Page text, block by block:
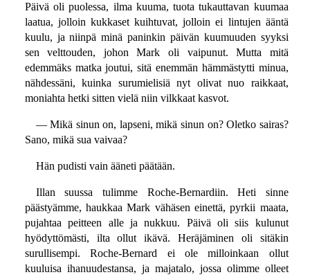
Päivä oli puolessa, ilma kuuma, tuota tukauttavan kuumaa
laatua, jolloin kukkaset kuihtuvat, jolloin ei lintujen ääntä
kuulu, ja niinpä minä paninkin päivän kuumuuden syyksi
sen velttouden, johon Mark oli vaipunut. Mutta mitä
edemmäks matka joutui, sitä enemmän hämmästytti minua,
nähdessäni, kuinka surumielisiä nyt olivat nuo raikkaat,
moniahta hetki sitten vielä niin vilkkaat kasvot.
— Mikä sinun on, lapseni, mikä sinun on? Oletko sairas?
Sano, mikä sua vaivaa?
Hän pudisti vain ääneti päätään.
Illan suussa tulimme Roche-Bernardiin. Heti sinne
päästyämme, haukkaa Mark vähäsen einettä, pyrkii maata,
pujahtaa peitteen alle ja nukkuu. Päivä oli siis kulunut
hyödyttömästi, ilta ollut ikävä. Heräjäminen oli sitäkin
surullisempi. Roche-Bernard ei ole milloinkaan ollut
kuuluisa ihanuudestansa, ja majatalo, jossa olimme olleet